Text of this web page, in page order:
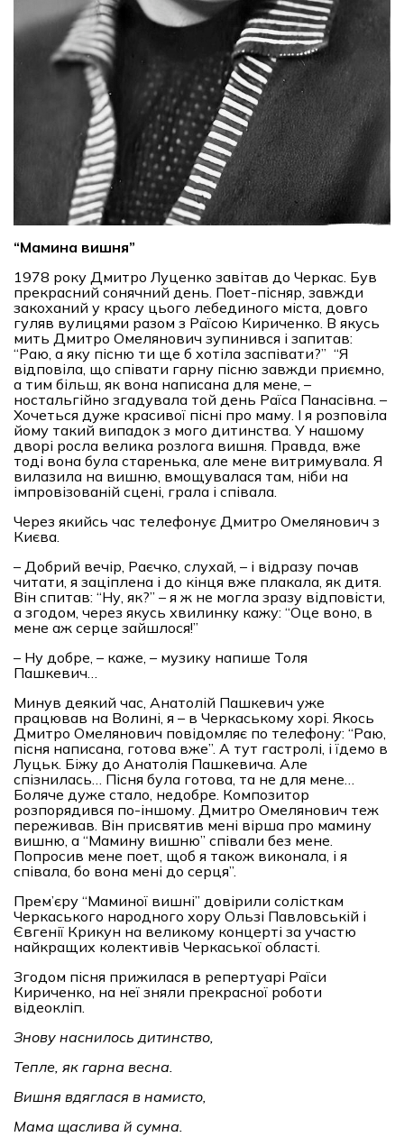
“Мамина вишня”
1978 року Дмитро Луценко завітав до Черкас. Був
прекрасний сонячний день. Поет-пісняр, завжди
закоханий у красу цього лебединого міста, довго
гуляв вулицями разом з Раїсою Кириченко. В якусь
мить Дмитро Омелянович зупинився і запитав:
“Раю, а яку пісню ти ще б хотіла заспівати?” “Я
відповіла, що співати гарну пісню завжди приємно,
а тим більш, як вона написана для мене, –
ностальгійно згадувала той день Раїса Панасівна. –
Хочеться дуже красивої пісні про маму. І я розповіла
йому такий випадок з мого дитинства. У нашому
дворі росла велика розлога вишня. Правда, вже
тоді вона була старенька, але мене витримувала. Я
вилазила на вишню, вмощувалася там, ніби на
імпровізованій сцені, грала і співала.
Через якийсь час телефонує Дмитро Омелянович з
Києва.
– Добрий вечір, Раєчко, слухай, – і відразу почав
читати, я заціплена і до кінця вже плакала, як дитя.
Він спитав: “Ну, як?” – я ж не могла зразу відповісти,
а згодом, через якусь хвилинку кажу: “Оце воно, в
мене аж серце зайшлося!”
– Ну добре, – каже, – музику напише Толя
Пашкевич…
Минув деякий час, Анатолій Пашкевич уже
працював на Волині, я – в Черкаському хорі. Якось
Дмитро Омелянович повідомляє по телефону: “Раю,
пісня написана, готова вже”. А тут гастролі, і їдемо в
Луцьк. Біжу до Анатолія Пашкевича. Але
спізнилась… Пісня була готова, та не для мене…
Боляче дуже стало, недобре. Композитор
розпорядився по-іншому. Дмитро Омелянович теж
переживав. Він присвятив мені вірша про мамину
вишню, а “Мамину вишню” співали без мене.
Попросив мене поет, щоб я також виконала, і я
співала, бо вона мені до серця”.
Прем’єру “Маминої вишні” довірили солісткам
Черкаського народного хору Ользі Павловській і
Євгенії Крикун на великому концерті за участю
найкращих колективів Черкаської області.
Згодом пісня прижилася в репертуарі Раїси
Кириченко, на неї зняли прекрасної роботи
відеокліп.
Знову наснилось дитинство,
Тепле, як гарна весна.
Вишня вдяглася в намисто,
Мама щаслива й сумна.